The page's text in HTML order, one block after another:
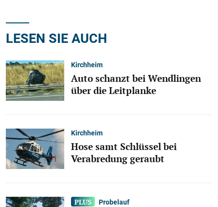
LESEN SIE AUCH
Kirchheim
Auto schanzt bei Wendlingen
über die Leitplanke
Kirchheim
Hose samt Schlüssel bei
Verabredung geraubt
Probelauf